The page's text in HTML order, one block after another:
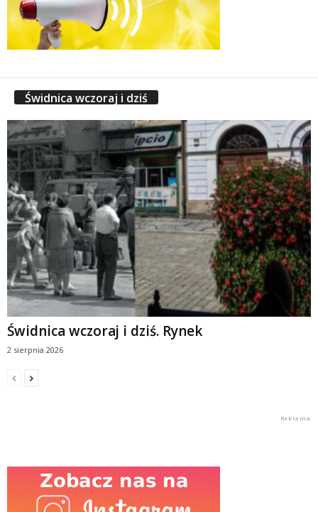
Świdnica wczoraj i dziś
Świdnica wczoraj i dziś. Rynek
2 sierpnia 2026